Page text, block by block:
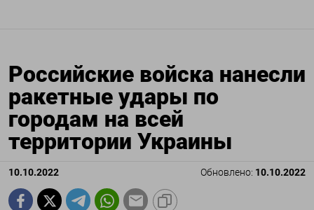
Российские войска нанесли
ракетные удары по
городам на всей
территории Украины
10.10.2022 Обновлено: 10.10.2022